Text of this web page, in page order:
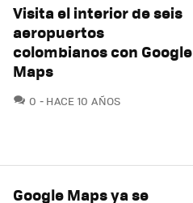
Visita el interior de seis
aeropuertos
colombianos con Google
Maps
0 COMENTARIOS
HACE 10 AÑOS
Google Maps ya se